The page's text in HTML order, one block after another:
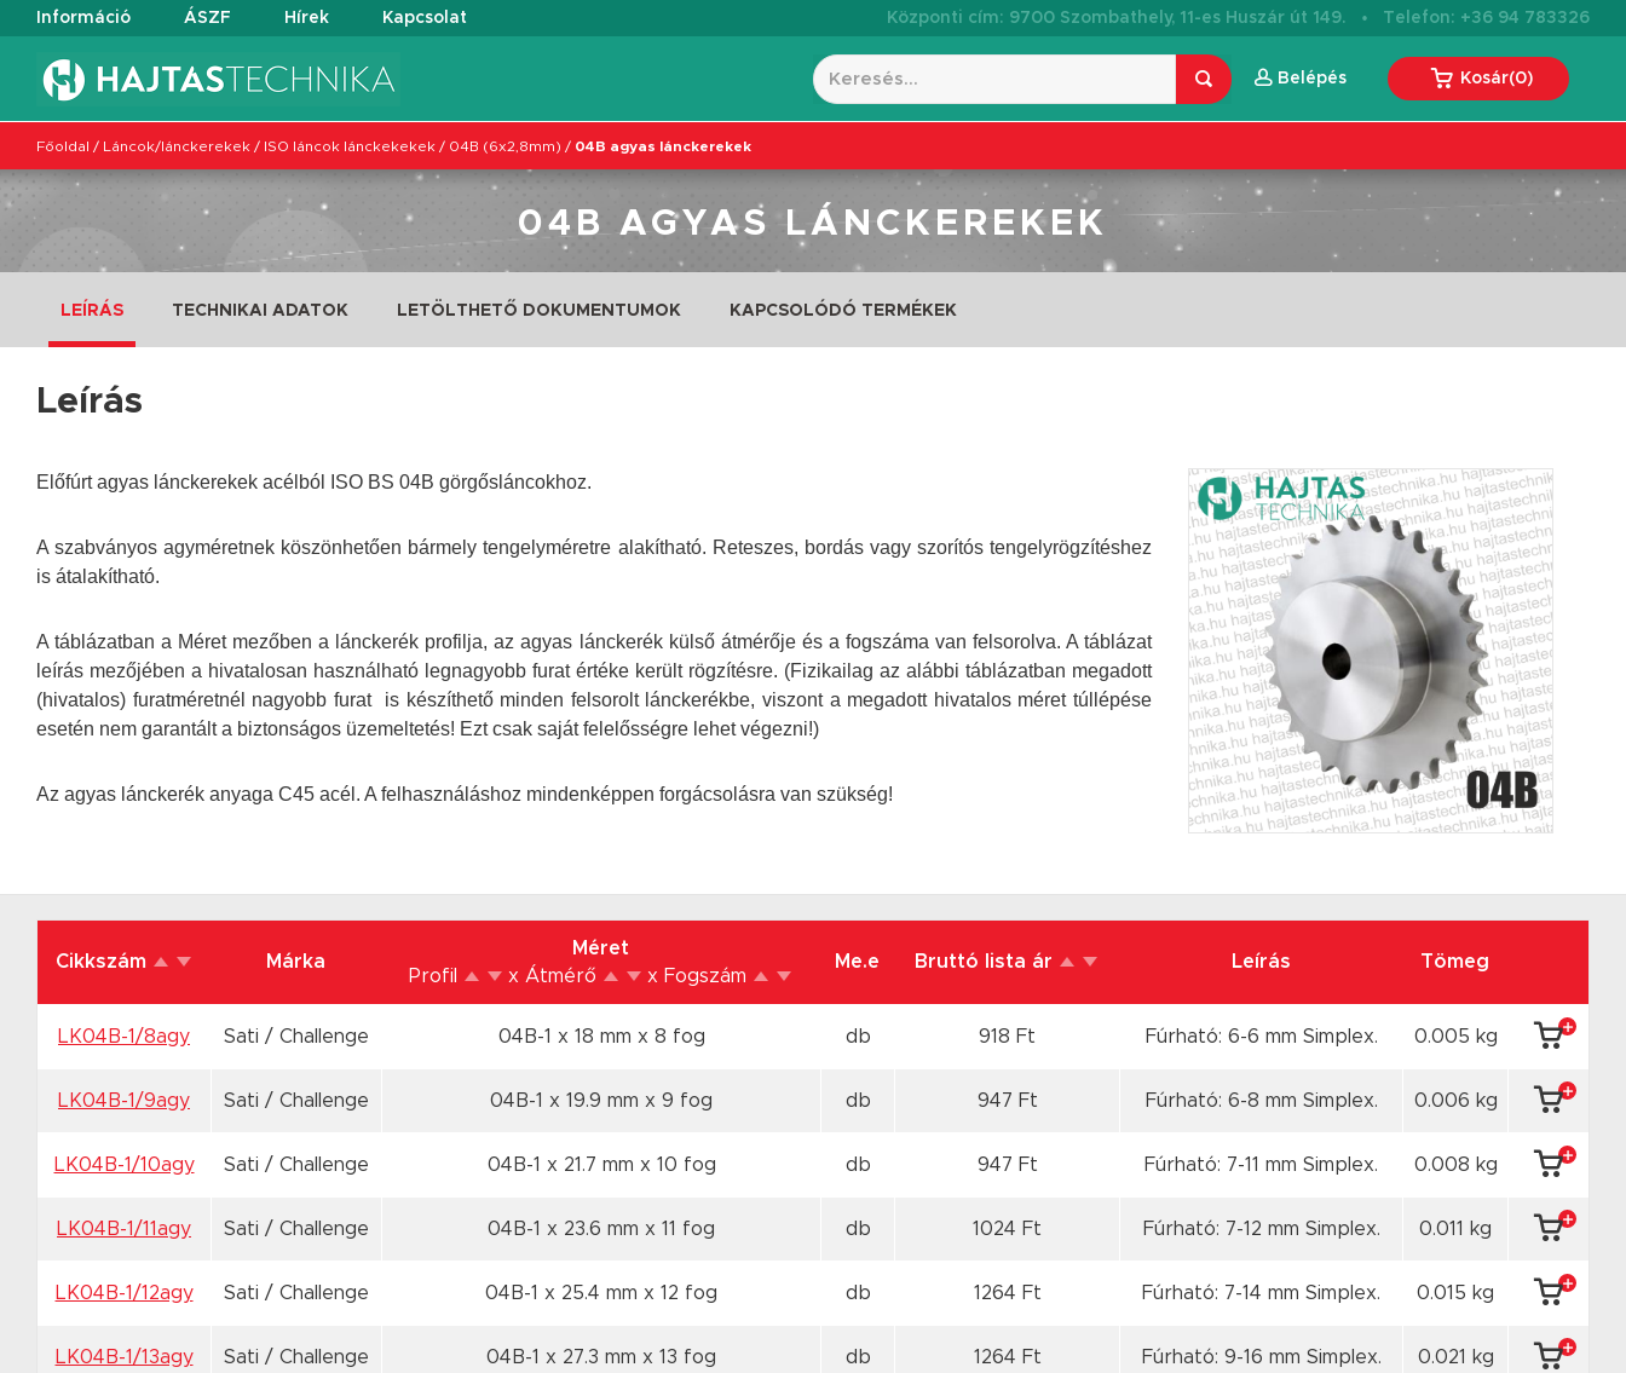
Információ ÁSZF Hírek Kapcsolat Központi cím: 9700 Szombathely, 11-es Huszár út 149. · Telefon: +36 94 783326
Belépés Kosár(0)
Főoldal / Láncok/lánckerekek / ISO láncok lánckekekek / 04B (6x2,8mm) / 04B agyas lánckerekek
04B AGYAS LÁNCKEREKEK
LEÍRÁS TECHNIKAI ADATOK LETÖLTHETŐ DOKUMENTUMOK KAPCSOLÓDÓ TERMÉKEK
Leírás
Előfúrt agyas lánckerekek acélból ISO BS 04B görgősláncokhoz.
A szabványos agyméretnek köszönhetően bármely tengelyméretre alakítható. Reteszes, bordás vagy szorítós tengelyrögzítéshez
is átalakítható.
A táblázatban a Méret mezőben a lánckerék profilja, az agyas lánckerék külső átmérője és a fogszáma van felsorolva. A táblázat
leírás mezőjében a hivatalosan használható legnagyobb furat értéke került rögzítésre. (Fizikailag az alábbi táblázatban megadott
(hivatalos) furatméretnél nagyobb furat is készíthető minden felsorolt lánckerékbe, viszont a megadott hivatalos méret túllépése
esetén nem garantált a biztonságos üzemeltetés! Ezt csak saját felelősségre lehet végezni!)
Az agyas lánckerék anyaga C45 acél. A felhasználáshoz mindenképpen forgácsolásra van szükség!
Cikkszám Márka
Méret
Profil
x Átmérő x Fogszám
Me.e Bruttó lista ár Leírás Tömeg
LK04B-1/8agy Sati / Challenge 04B-1 x 18 mm x 8 fog db 918 Ft Fúrható: 6-6 mm Simplex. 0.005 kg
LK04B-1/9agy Sati / Challenge 04B-1 x 19.9 mm x 9 fog db 947 Ft Fúrható: 6-8 mm Simplex. 0.006 kg
LK04B-1/10agy Sati / Challenge 04B-1 x 21.7 mm x 10 fog db 947 Ft Fúrható: 7-11 mm Simplex. 0.008 kg
LK04B-1/11agy Sati / Challenge 04B-1 x 23.6 mm x 11 fog db 1024 Ft Fúrható: 7-12 mm Simplex. 0.011 kg
LK04B-1/12agy Sati / Challenge 04B-1 x 25.4 mm x 12 fog db 1264 Ft Fúrható: 7-14 mm Simplex. 0.015 kg
LK04B-1/13agy Sati / Challenge 04B-1 x 27.3 mm x 13 fog db 1264 Ft Fúrható: 9-16 mm Simplex. 0.021 kg